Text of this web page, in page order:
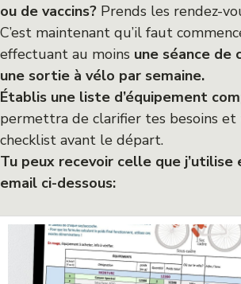
ou de vaccins? Prends les rendez-
C’est maintenant qu’il faut
effectuant au moins une séance de
une sortie à vélo par semaine.
Établis une liste d’équipement
permettra de clarifier tes besoins et
checklist avant le départ.
Tu peux recevoir celle que j’utilise
email ci-dessous: